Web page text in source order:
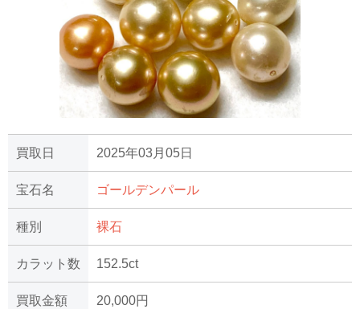
買取日 2025年03月05日
宝石名 ゴールデンパール
種別 裸石
カラット数 152.5ct
買取金額 20,000円